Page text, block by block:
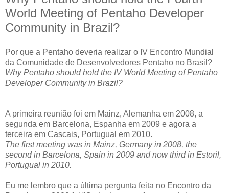
World Meeting of Pentaho Developer
Community in Brazil?
Por que a Pentaho deveria realizar o IV Encontro Mundial
da Comunidade de Desenvolvedores Pentaho no Brasil?
Why Pentaho should hold the IV World Meeting of Pentaho
Developer Community in Brazil?
A primeira reunião foi em Mainz, Alemanha em 2008, a
segunda em Barcelona, Espanha em 2009 e agora a
terceira em Cascais, Portugual em 2010.
The first meeting was in Mainz, Germany in 2008, the
second in Barcelona, Spain in 2009 and now third in Estoril,
Portugual in 2010.
Eu me lembro que a última pergunta feita no Encontro da